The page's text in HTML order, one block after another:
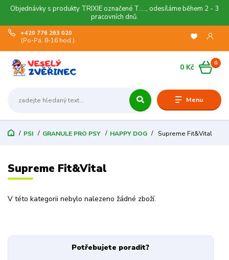
Objednávky s produkty TRIXIE označené T....., odesíláme během 2 - 3
pracovních dnů.
Menu
+420 776 263 020
(Po-Pá, 8-16 hod.)
0
0 Kč
PSI GRANULE PRO PSY HAPPY DOG Supreme Fit&Vital
Supreme Fit&Vital
V této kategorii nebylo nalezeno žádné zboží.
Potřebujete poradit?